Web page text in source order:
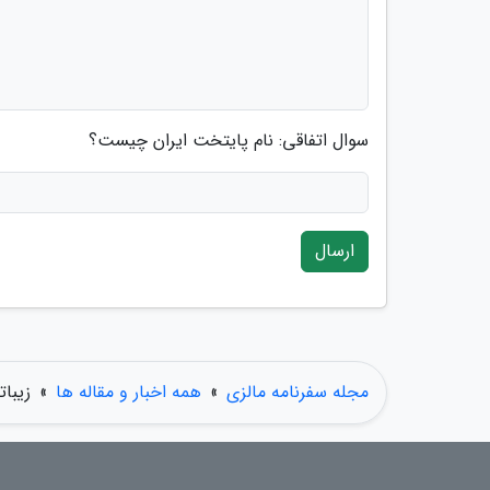
سوال اتفاقی: نام پایتخت ایران چیست؟
ارسال
مجله سفرنامه مالزی » همه اخبار و مقاله ها »